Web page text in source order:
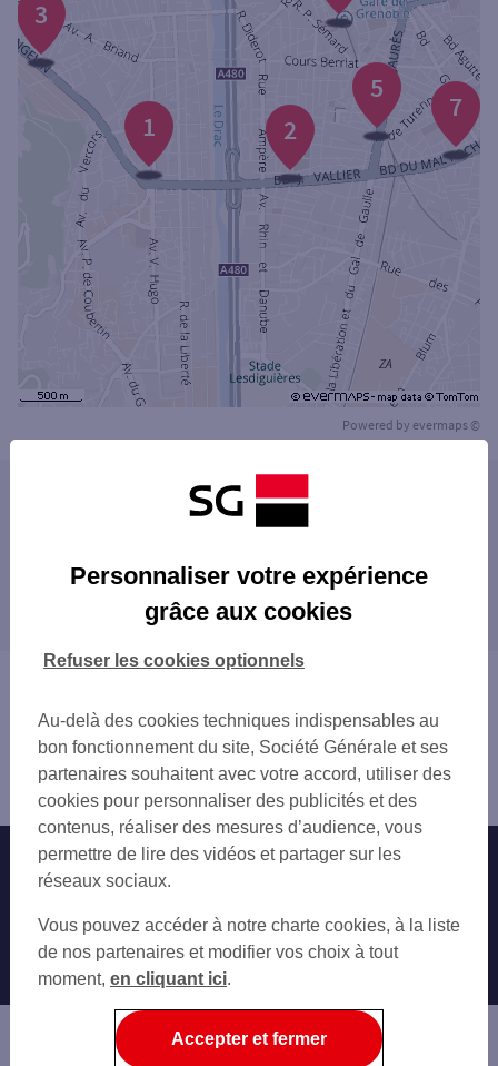
Rechercher
7
5
3
2
1
Powered by evermaps ©
Les distributeurs/automates dans les villes à
GRENOBLE
EYBENS
LE PONT-DE-CLAIX
SAINT-ÉGRÈVE
MEYLAN
VOREPPE
Les distributeurs/automates dans les
départements limitrophes
05 HAUTES-ALPES
26 DRÔME
42 LOIRE
69 RHÔNE
73 SAVOIE
Isère
Nos engagements Nous contacter
Autres sites SG
Professionnels
Entreprises
Associations
Personnaliser votre expérience
grâce aux cookies
Au-delà des cookies techniques indispensables au
bon fonctionnement du site, Société Générale et ses
partenaires souhaitent avec votre accord, utiliser des
cookies pour personnaliser des publicités et des
contenus, réaliser des mesures d’audience, vous
permettre de lire des vidéos et partager sur les
réseaux sociaux.
Vous pouvez accéder à notre charte cookies, à la liste
de nos partenaires et modifier vos choix à tout
moment, en cliquant ici.
Refuser les cookies optionnels
Accepter et fermer